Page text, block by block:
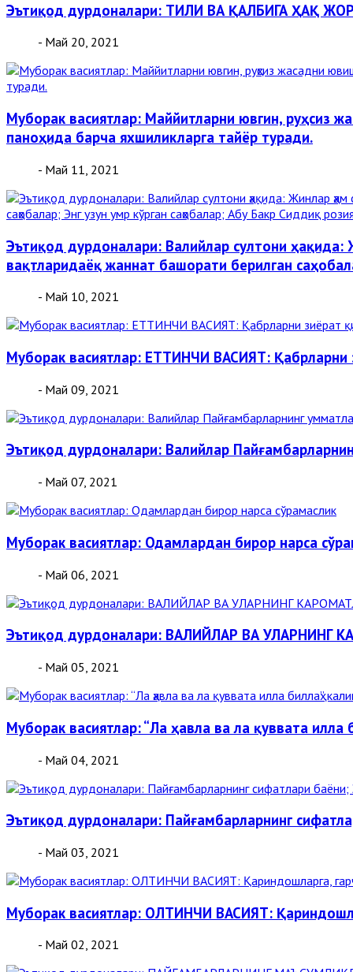
Эътиқод дурдоналари: ТИЛИ ВА ҚАЛБИГА ҲАҚ
- Май 20, 2021
Муборак васиятлар: Маййитларни ювгин, руҳсиз
паноҳида барча яхшиликларга тайёр туради.
- Май 11, 2021
Эътиқод дурдоналари: Валийлар султони
вақтларидаёқ жаннат башорати берилган
- Май 10, 2021
Муборак васиятлар: ЕТТИНЧИ ВАСИЯТ: Қабрларни
- Май 09, 2021
Эътиқод дурдоналари: Валийлар
- Май 07, 2021
Муборак васиятлар: Одамлардан бирор нарса
- Май 06, 2021
Эътиқод дурдоналари: ВАЛИЙЛАР ВА УЛАРНИНГ
- Май 05, 2021
Муборак васиятлар: “Ла ҳавла ва ла қуввата
- Май 04, 2021
Эътиқод дурдоналари: Пайғамбарларнинг
- Май 03, 2021
Муборак васиятлар: ОЛТИНЧИ ВАСИЯТ:
- Май 02, 2021